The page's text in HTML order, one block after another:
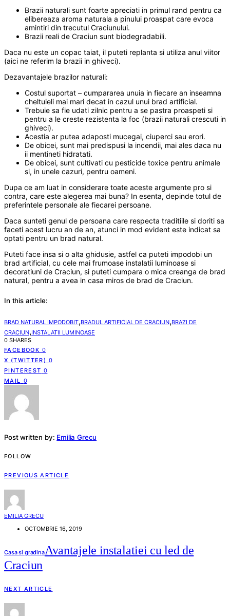
Brazii naturali sunt foarte apreciati in primul rand pentru ca
elibereaza aroma naturala a pinului proaspat care evoca
amintiri din trecutul Craciunului.
Brazii reali de Craciun sunt biodegradabili.
Daca nu este un copac taiat, il puteti replanta si utiliza anul viitor
(aici ne referim la brazii in ghiveci).
Dezavantajele brazilor naturali:
Costul suportat – cumpararea unuia in fiecare an inseamna
cheltuieli mai mari decat in cazul unui brad artificial.
Trebuie sa fie udati zilnic pentru a se pastra proaspeti si
pentru a le creste rezistenta la foc (brazii naturali crescuti in
ghiveci).
Acestia ar putea adaposti mucegai, ciuperci sau erori.
De obicei, sunt mai predispusi la incendii, mai ales daca nu
ii mentineti hidratati.
De obicei, sunt cultivati cu pesticide toxice pentru animale
si, in unele cazuri, pentru oameni.
Dupa ce am luat in considerare toate aceste argumente pro si
contra, care este alegerea mai buna? In esenta, depinde totul de
preferintele personale ale fiecarei persoane.
Daca sunteti genul de persoana care respecta traditiile si doriti sa
faceti acest lucru an de an, atunci in mod evident este indicat sa
optati pentru un brad natural.
Puteti face insa si o alta ghidusie, astfel ca puteti impodobi un
brad artificial, cu cele mai frumoase instalatii luminoase si
decoratiuni de Craciun, si puteti cumpara o mica creanga de brad
natural, pentru a avea in casa miros de brad de Craciun.
In this article:
BRAD NATURAL IMPODOBIT,BRADUL ARTIFICIAL DE CRACIUN,BRAZI DE
CRACIUN,INSTALATII LUMINOASE
0 SHARES
FACEBOOK 0
X (TWITTER) 0
PINTEREST 0
MAIL
0
Post written by: Emilia Grecu
FOLLOW
PREVIOUS ARTICLE
EMILIA GRECU
OCTOMBRIE 16, 2019
Casa si gradinaAvantajele instalatiei cu led de
Craciun
NEXT ARTICLE